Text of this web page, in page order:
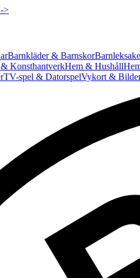
>
Barnkläder & Barnskor
KonsthantverkHem & Hushåll
TV-spel & DatorspelVykort &